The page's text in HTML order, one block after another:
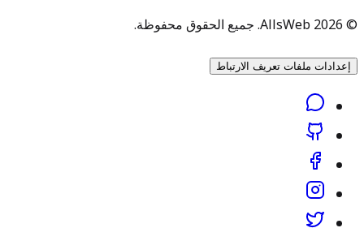
© 2026 AllsWeb. جميع الحقوق محفوظة.
إعدادات ملفات تعريف الارتباط